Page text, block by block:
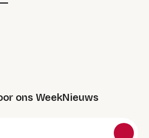
ons WeekNieuws